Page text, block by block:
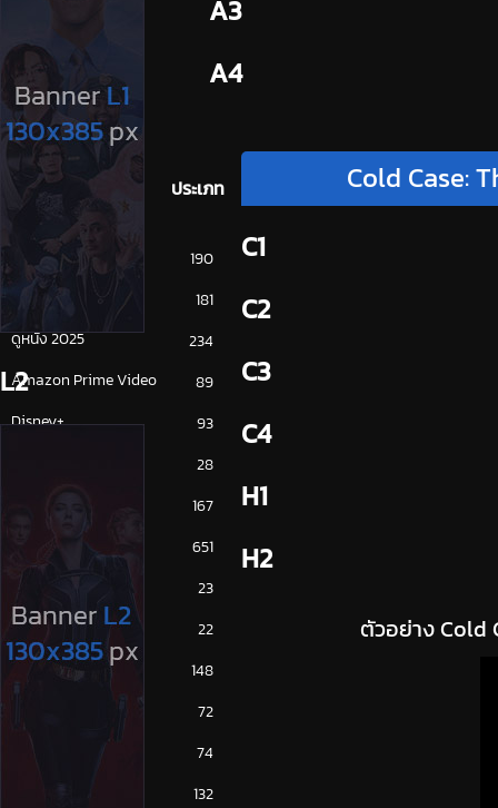
A3
A4
ประเภท
การ์ตูน
190
ดูซีรี่ย์ 2025
181
ดูหนัง 2025
234
Amazon Prime Video
89
Disney+
93
28
167
NETFLIX
651
23
ซีรีย์ญี่ปุ่น
22
ซีรีย์ฝรั่ง
148
72
74
132
Cold Case:
C1
C2
C3
C4
H1
H2
ตัวอย่าง Cold
L2